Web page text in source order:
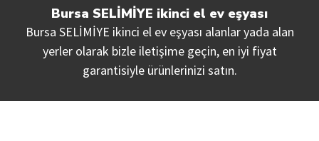
Bursa SELİMİYE ikinci el ev eşyası
Bursa SELİMİYE ikinci el ev eşyası alanlar yada alan
yerler olarak bizle iletişime geçin, en iyi fiyat
garantisiyle ürünlerinizi satın.